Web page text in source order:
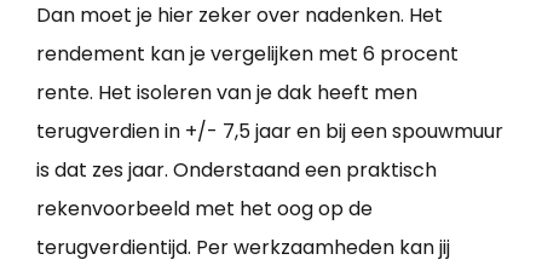
Dan moet je hier zeker over nadenken. Het
rendement kan je vergelijken met 6 procent
rente. Het isoleren van je dak heeft men
terugverdien in +/- 7,5 jaar en bij een spouwmuur
is dat zes jaar. Onderstaand een praktisch
rekenvoorbeeld met het oog op de
terugverdientijd. Per werkzaamheden kan jij